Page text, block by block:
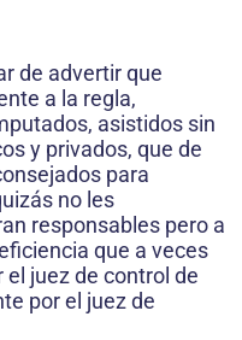
de advertir que
a la regla,
asistidos sin
y privados, que de
para
no les
responsables pero a
que a veces
juez de control de
por el juez de